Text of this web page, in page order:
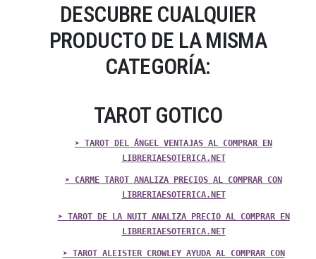
DESCUBRE CUALQUIER
PRODUCTO DE LA MISMA
CATEGORÍA:
TAROT GOTICO
➤ TAROT DEL ÁNGEL VENTAJAS AL COMPRAR EN
LIBRERIAESOTERICA.NET
➤ CARME TAROT ANALIZA PRECIOS AL COMPRAR CON
LIBRERIAESOTERICA.NET
➤ TAROT DE LA NUIT ANALIZA PRECIO AL COMPRAR EN
LIBRERIAESOTERICA.NET
➤ TAROT ALEISTER CROWLEY AYUDA AL COMPRAR CON